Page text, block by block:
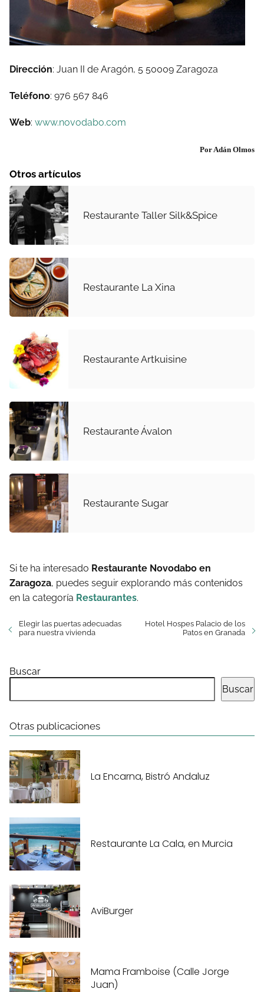
Dirección: Juan II de Aragón, 5 50009 Zaragoza
Teléfono: 976 567 846
Web: www.novodabo.com
Por Adán Olmos
Otros artículos
Restaurante Taller Silk&Spice
Restaurante La Xina
Restaurante Artkuisine
Restaurante Ávalon
Restaurante Sugar
Si te ha interesado Restaurante Novodabo en
Zaragoza, puedes seguir explorando más contenidos
en la categoría Restaurantes.
Elegir las puertas adecuadas
para nuestra vivienda
Hotel Hospes Palacio de los
Patos en Granada
Buscar
Buscar
Otras publicaciones
La Encarna, Bistró Andaluz
Restaurante La Cala, en Murcia
AviBurger
Mama Framboise (Calle Jorge
Juan)